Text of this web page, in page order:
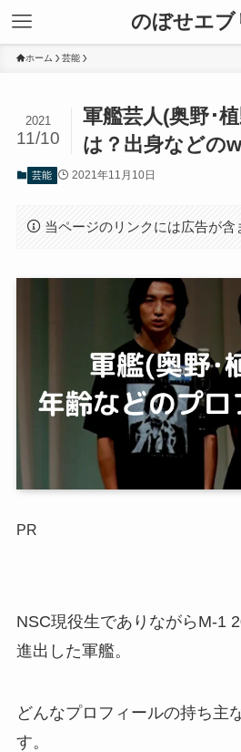
のぼせエブ
ホーム 芸能
軍艦芸人(奥野･
は？出身などの
2021
11/10
芸能 2021年11月10日
当ページのリンクには広告が含
PR
NSC現役生でありながらM-1
進出した軍艦。
どんなプロフィールの持ち主
す。